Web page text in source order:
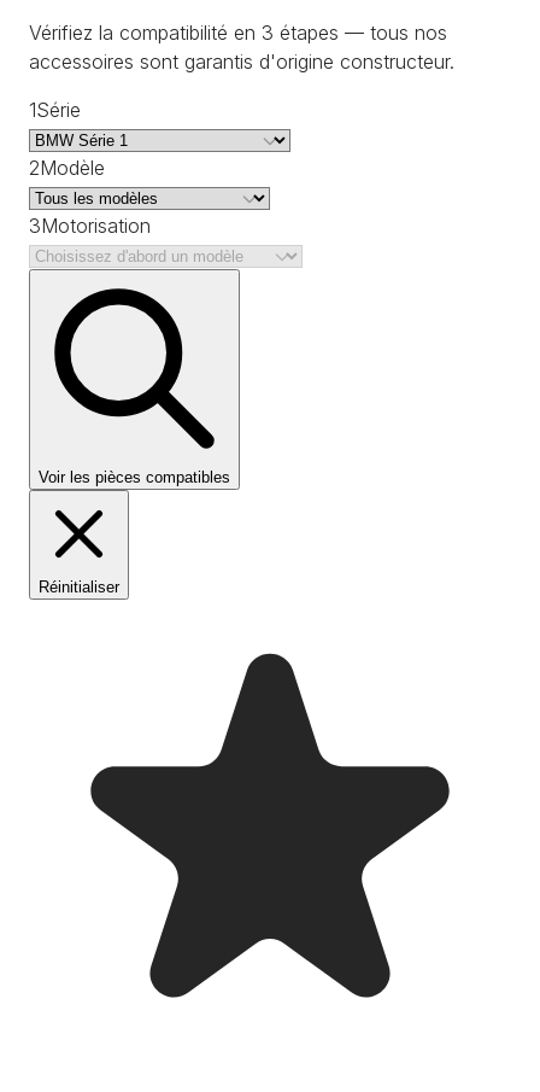
Vérifiez la compatibilité en 3 étapes — tous nos
accessoires sont garantis d'origine constructeur.
1Série
2Modèle
3Motorisation
Voir les pièces compatibles
Réinitialiser